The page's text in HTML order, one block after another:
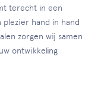
terecht in een
plezier hand in hand
zorgen wij samen
ontwikkeling